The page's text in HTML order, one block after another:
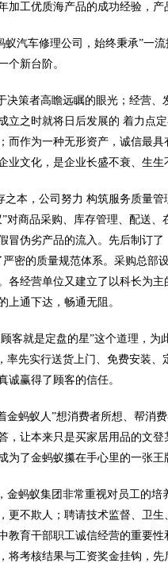
工优质海产品的成功经验，产
汽车修理公司，始终秉承”一
个新台阶。
策者高瞻远瞩的眼光；经营
立之时就将日后发展的 着力点
而作为一种无形资产，诚信最
文化，是企业长盛不衰、生生
本，公司努力 构筑服务质量
对商品采购、库存管理、配送
冒伪劣产品的流入。先后制订
密的质量规范体系。采购总
各经营单位又建立了以科长为
上通下达，畅通无阻。
客就是定盘的星”这个道理，
率先实行送货上门、免费安装
诚赢得了顾客的信任。
蚂蚁人”想消费者所想、帮消
，让本来只是买家居用品的文
了金蚂蚁攥在手心里的一张王
蚂蚁集团非常重视对员工的
更不欺人；聘请技术监督、卫
教育干部职工诚信经营的重要
将考核结果与工资奖金挂钩，